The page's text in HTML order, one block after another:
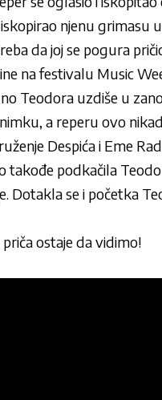
njenu grimasu
da joj se pogura
na festivalu Music
Teodora uzdiše u
a reperu ovo
Despića i Eme
takođe podkačila
Dotakla se i početka
ostaje da vidimo!